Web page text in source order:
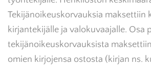
Tekijänoikeuskorvauksia maksettiin
kirjantekijälle ja valokuvaajalle. Osa
tekijänoikeuskorvauksista
omien kirjojensa ostosta (kirjan ns.